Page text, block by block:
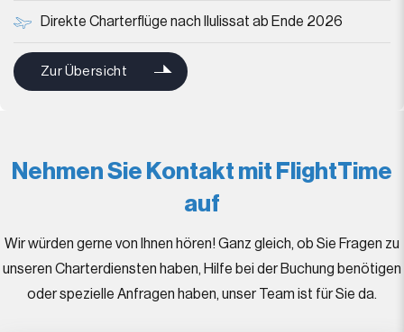
Direkte Charterflüge nach Ilulissat ab Ende 2026
Zur Übersicht
Nehmen Sie Kontakt mit FlightTime
auf
Wir würden gerne von Ihnen hören! Ganz gleich, ob Sie Fragen zu
unseren Charterdiensten haben, Hilfe bei der Buchung benötigen
oder spezielle Anfragen haben, unser Team ist für Sie da.